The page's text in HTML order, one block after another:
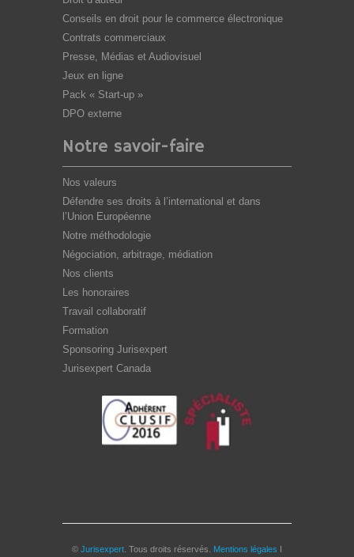
Conseils en droit pour le commerce électronique
Contrats commerciaux
Presse, Médias et Audiovisuel
Jeux en ligne
Pack « Start-up »
DPO externe
Notre savoir-faire
Nos valeurs
Défendre ses droits à l’international et dans
l’Union Européenne
Notre méthodologie
Négociation, arbitrage, médiation
Nos clients
Les honoraires
Travail collaboratif
Formation
Sponsoring Jurisexpert
Jurisexpert Canada
© Jurisexpert . Tous droits réservés. Mentions légales I